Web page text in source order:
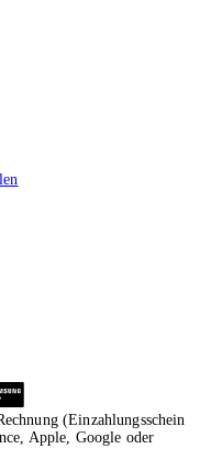
(Einzahlungsschein
Apple, Google oder